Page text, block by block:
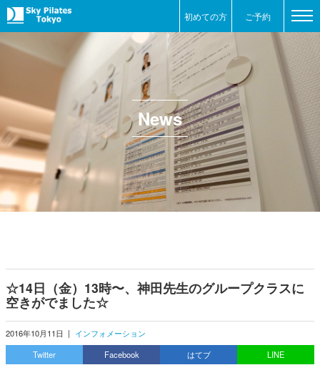
初めての方 ご予約
News
☆14日（金）13時〜、神田先生のグループクラスに
空きがでました☆
2016年10月11日 | インフォメーション
Twitter
Facebook はてブ LINE